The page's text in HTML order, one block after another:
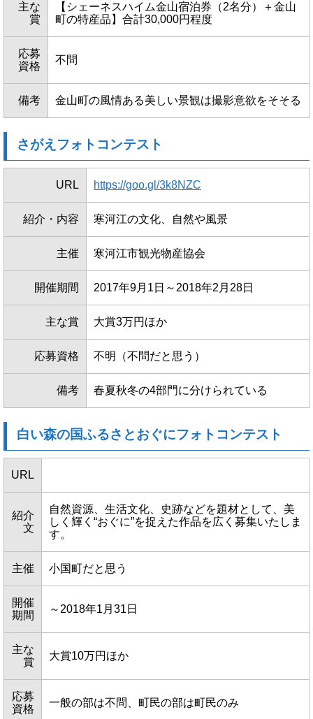
主な
賞
【シェーネスハイム金山宿泊券（2名分）＋金山
町の特産品】合計30,000円程度
応募
資格
不問
備考 金山町の風情ある美しい景観は撮影意欲をそそる
さがえフォトコンテスト
URL https://goo.gl/3k8NZC
紹介・内容 寒河江の文化、自然や風景
主催 寒河江市観光物産協会
開催期間 2017年9月1日～2018年2月28日
主な賞 大賞3万円ほか
応募資格 不明（不問だと思う）
備考 春夏秋冬の4部門に分けられている
白い森の国ふるさとおぐにフォトコンテスト
URL
紹介
文
自然資源、生活文化、史跡などを題材として、美
しく輝く“おぐに”を捉えた作品を広く募集いたしま
す。
主催 小国町だと思う
開催
期間
～2018年1月31日
主な
賞
大賞10万円ほか
応募
資格
一般の部は不問、町民の部は町民のみ